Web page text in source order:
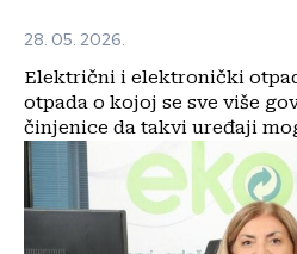
28. 05. 2026.
Električni i elektronički
otpada o kojoj se sve više
činjenice da takvi uređaji